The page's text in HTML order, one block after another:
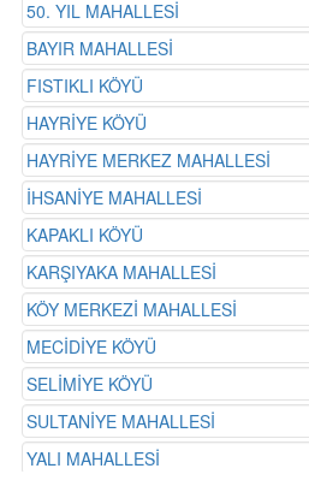
50. YIL MAHALLESİ
BAYIR MAHALLESİ
FISTIKLI KÖYÜ
HAYRİYE KÖYÜ
HAYRİYE MERKEZ MAHALLESİ
İHSANİYE MAHALLESİ
KAPAKLI KÖYÜ
KARŞIYAKA MAHALLESİ
KÖY MERKEZİ MAHALLESİ
MECİDİYE KÖYÜ
SELİMİYE KÖYÜ
SULTANİYE MAHALLESİ
YALI MAHALLESİ